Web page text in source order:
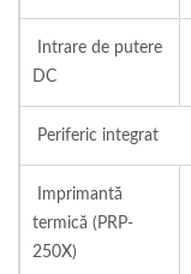
Intrare de putere
DC
Periferic integrat
Imprimantă
termică (PRP-
250X)